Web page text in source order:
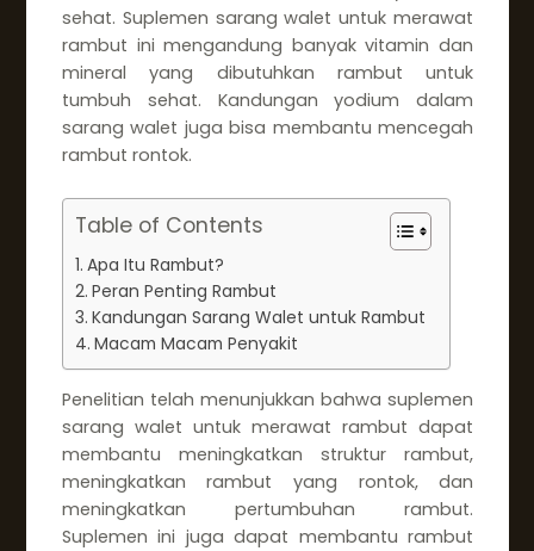
sehat. Suplemen sarang walet untuk merawat
rambut ini mengandung banyak vitamin dan
mineral yang dibutuhkan rambut untuk
tumbuh sehat. Kandungan yodium dalam
sarang walet juga bisa membantu mencegah
rambut rontok.
Table of Contents
Apa Itu Rambut?
Peran Penting Rambut
Kandungan Sarang Walet untuk Rambut
Macam Macam Penyakit
Penelitian telah menunjukkan bahwa suplemen
sarang walet untuk merawat rambut dapat
membantu meningkatkan struktur rambut,
meningkatkan rambut yang rontok, dan
meningkatkan pertumbuhan rambut.
Suplemen ini juga dapat membantu rambut